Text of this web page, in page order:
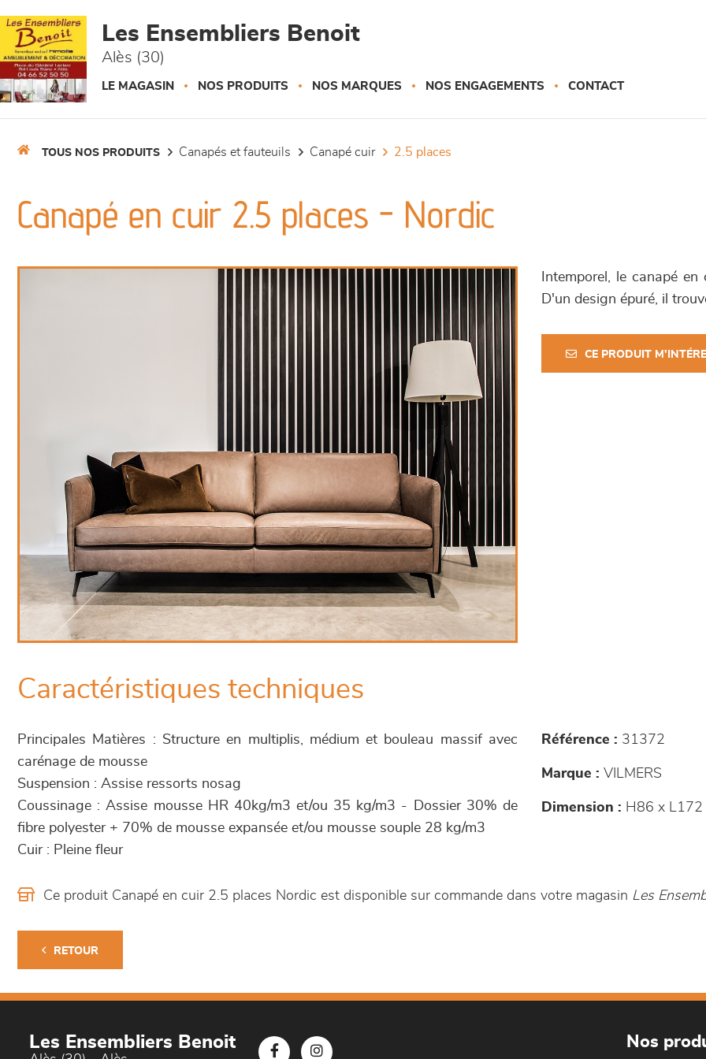
Les Ensembliers Benoit
Alès (30)
LE MAGASIN NOS PRODUITS NOS MARQUES NOS ENGAGEMENTS CONTACT
TOUS NOS PRODUITS canapés et fauteuils canapé cuir 2.5 places
Canapé en cuir 2.5 places - Nordic
Intemporel, le canapé
D'un design épuré, il
CE PRODUIT
Caractéristiques techniques
Principales Matières : Structure en multiplis, médium et bouleau massif avec
carénage de mousse
Suspension : Assise ressorts nosag
Coussinage : Assise mousse HR 40kg/m3 et/ou 35 kg/m3 - Dossier 30% de
fibre polyester + 70% de mousse expansée et/ou mousse souple 28 kg/m3
Cuir : Pleine fleur
Référence : 31372
Marque : VILMERS
Dimension : H86 x L172
Ce produit Canapé en cuir 2.5 places Nordic est disponible sur commande dans votre magasin Les
RETOUR
Les Ensembliers Benoit Nos